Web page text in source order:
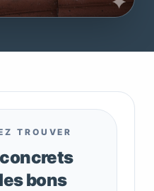
TROUVER
bons